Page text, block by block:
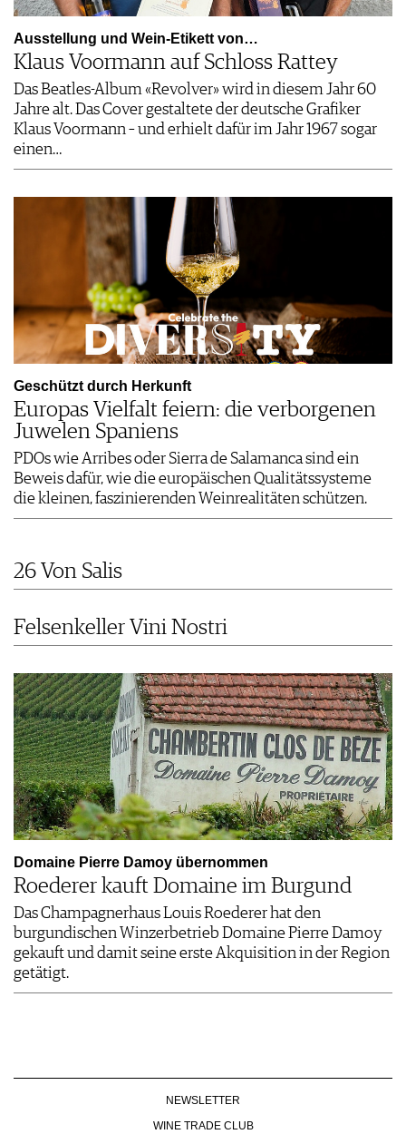
Ausstellung und Wein-Etikett von…
Klaus Voormann auf Schloss Rattey
Das Beatles-Album «Revolver» wird in diesem Jahr 60
Jahre alt. Das Cover gestaltete der deutsche Grafiker
Klaus Voormann – und erhielt dafür im Jahr 1967 sogar
einen…
Geschützt durch Herkunft
Europas Vielfalt feiern: die verborgenen
Juwelen Spaniens
PDOs wie Arribes oder Sierra de Salamanca sind ein
Beweis dafür, wie die europäischen Qualitätssysteme
die kleinen, faszinierenden Weinrealitäten schützen.
26 Von Salis
Felsenkeller Vini Nostri
Domaine Pierre Damoy übernommen
Roederer kauft Domaine im Burgund
Das Champagnerhaus Louis Roederer hat den
burgundischen Winzerbetrieb Domaine Pierre Damoy
gekauft und damit seine erste Akquisition in der Region
getätigt.
NEWSLETTER
WINE TRADE CLUB